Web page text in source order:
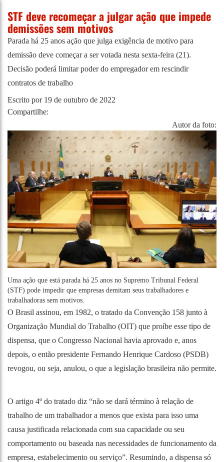
STF deve recomeçar a julgar ação que impede
demissões sem motivos
Parada há 25 anos ação que julga exigência de motivo para
demissão deve começar a ser votada nesta sexta-feira (21).
Decisão poderá limitar poder do empregador em rescindir
contratos de trabalho
Escrito por 19 de outubro de 2022
Compartilhe:
Autor da foto:
Uma ação que está parada há 25 anos no Supremo Tribunal Federal
(STF) pode impedir que empresas demitam seus trabalhadores e
trabalhadoras sem motivos.
O Brasil assinou, em 1982, o tratado da Convenção 158 junto à
Organização Mundial do Trabalho (OIT) que proíbe esse tipo de
dispensa, que o Congresso Nacional havia aprovado e, anos
depois, o então presidente Fernando Henrique Cardoso (PSDB)
revogou, ou seja, anulou, o que a legislação brasileira não permite.
O artigo 4º do tratado diz “não se dará término à relação de
trabalho de um trabalhador a menos que exista para isso uma
causa justificada relacionada com sua capacidade ou seu
comportamento ou baseada nas necessidades de funcionamento da
empresa, estabelecimento ou serviço”. Resumindo, a dispensa só